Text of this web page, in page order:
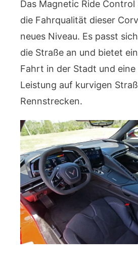
Das Magnetic Ride
die Fahrqualität dieser
neues Niveau. Es passt
die Straße an und bietet
Fahrt in der Stadt und
Leistung auf kurvigen
Rennstrecken.